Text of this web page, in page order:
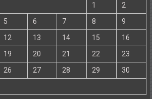
1
2
5 6 7 8
9
12 13 14 15
16
19 20 21 22
23
26 27 28 29
30